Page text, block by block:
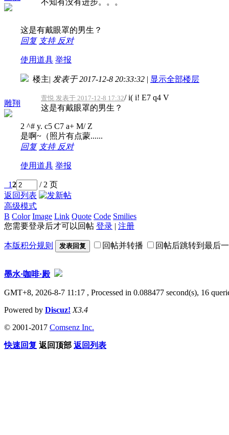
这是有戴眼罩的男生？
回复 支持 反对
使用道具 举报
雕翔
楼主| 发表于 2017-12-8 20:33:32 | 显示全部楼层
萱悦 发表于 2017-12-8 17:32/ i( i! E7 q4 V
这是有戴眼罩的男生？
2 ^# y. c5 C7 a+ M/ Z
是啊~（照片有点蒙......
回复 支持 反对
使用道具 举报
12
/ 2 页
返回列表
高级模式
B Color Image Link Quote Code Smilies
您需要登录后才可以回帖 登录 | 注册
本版积分规则 发表回复 回帖并转播 回帖后跳转到最后
墨水·咖啡·殿
GMT+8, 2026-8-7 11:17 , Processed in 0.088477 second(s), 16
Powered by Discuz! X3.4
© 2001-2017 Comsenz Inc.
快速回复 返回顶部 返回列表